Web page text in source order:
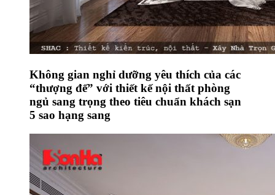
Không gian nghỉ dưỡng yêu thích của các
“thượng đế” với thiết kế nội thất phòng
ngủ sang trọng theo tiêu chuẩn khách sạn
5 sao hạng sang